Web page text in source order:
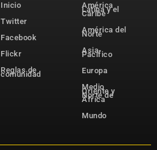
Inicio
Twitter
Facebook
Flickr
Reglas de
comunidad
América
Latina y el
Caribe
América del
Norte
Asia-
Pacífico
Europa
Medio
Oriente y
Norte de
África
Mundo